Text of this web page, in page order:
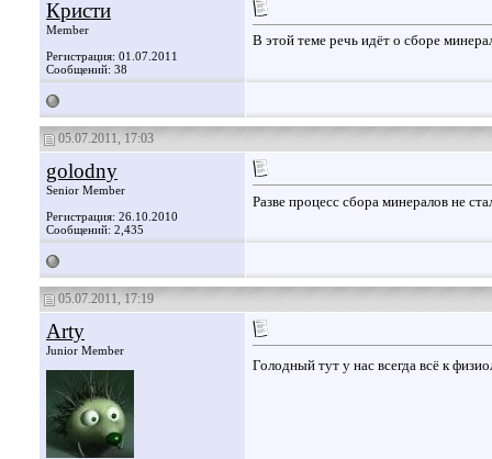
Кристи
Member
Регистрация: 01.07.2011
Сообщений: 38
В этой теме речь идёт о сборе
05.07.2011, 17:03
golodny
Senior Member
Регистрация: 26.10.2010
Сообщений: 2,435
Разве процесс сбора минералов не
05.07.2011, 17:19
Arty
Junior Member
Голодный тут у нас всегда всё к